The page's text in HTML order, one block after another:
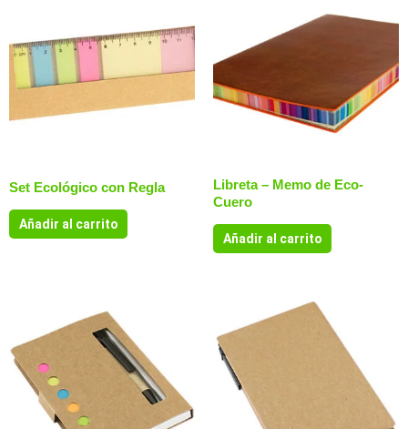
Set Ecológico con Regla
Añadir al carrito
Libreta – Memo de Eco-
Cuero
Añadir al carrito